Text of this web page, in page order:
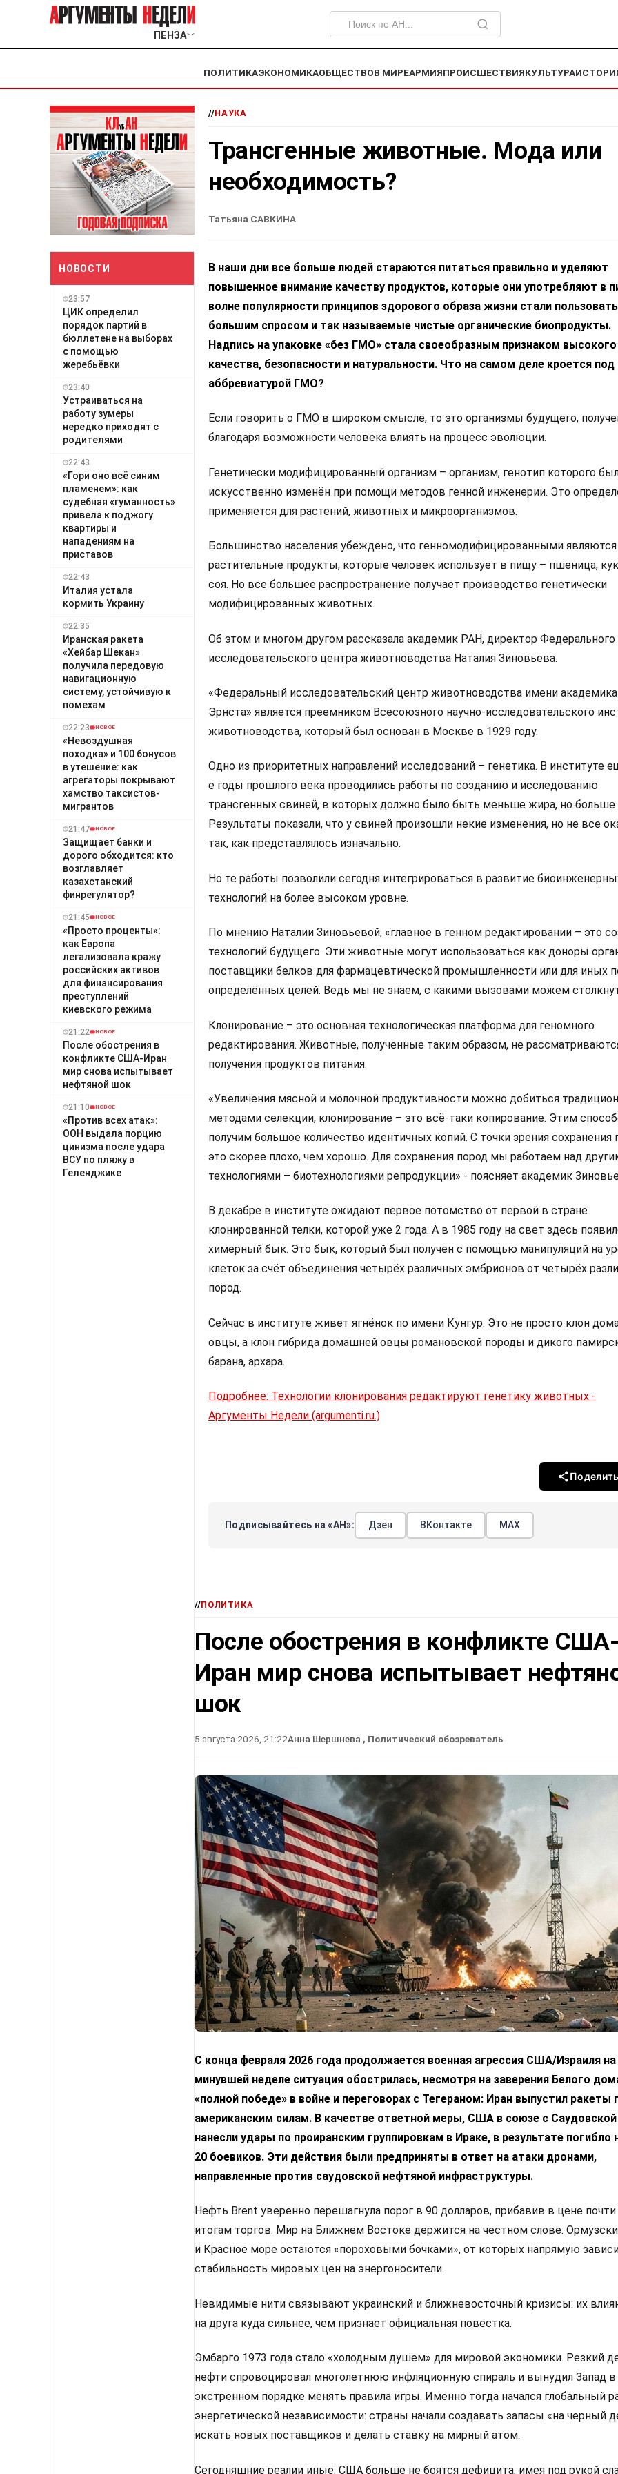
ПЕНЗА﹀
ПОЛИТИКАЭКОНОМИКАОБЩЕСТВОВ МИРЕАРМИЯПРОИСШЕСТВИЯКУЛЬТУРА
НОВОСТИ
23:57
ЦИК определил
порядок партий в
бюллетене на выборах
с помощью
жеребьёвки
23:40
Устраиваться на
работу зумеры
нередко приходят с
родителями
22:43
«Гори оно всё синим
пламенем»: как
судебная «гуманность»
привела к поджогу
квартиры и
нападениям на
приставов
22:43
Италия устала
кормить Украину
22:35
Иранская ракета
«Хейбар Шекан»
получила передовую
навигационную
систему, устойчивую к
помехам
22:23 НОВОЕ
«Невоздушная
походка» и 100 бонусов
в утешение: как
агрегаторы покрывают
хамство таксистов-
мигрантов
21:47 НОВОЕ
Защищает банки и
дорого обходится: кто
возглавляет
казахстанский
финрегулятор?
21:45 НОВОЕ
«Просто проценты»:
как Европа
легализовала кражу
российских активов
для финансирования
преступлений
киевского режима
21:22 НОВОЕ
После обострения в
конфликте США-Иран
мир снова испытывает
нефтяной шок
21:10 НОВОЕ
«Против всех атак»:
ООН выдала порцию
цинизма после удара
ВСУ по пляжу в
Геленджике
//НАУКА
Трансгенные животные. Мода или
необходимость?
Татьяна САВКИНА
В наши дни все больше людей стараются питаться правильно и уделяют
повышенное внимание качеству продуктов, которые они употребляют в
волне популярности принципов здорового образа жизни стали
большим спросом и так называемые чистые органические биопродукты.
Надпись на упаковке «без ГМО» стала своеобразным признаком высокого
качества, безопасности и натуральности. Что на самом деле кроется
аббревиатурой ГМО?
Если говорить о ГМО в широком смысле, то это организмы будущего,
благодаря возможности человека влиять на процесс эволюции.
Генетически модифицированный организм – организм, генотип которого
искусственно изменён при помощи методов генной инженерии. Это
применяется для растений, животных и микроорганизмов.
Большинство населения убеждено, что генномодифицированными являются
растительные продукты, которые человек использует в пищу – пшеница,
соя. Но все большее распространение получает производство генетически
модифицированных животных.
Об этом и многом другом рассказала академик РАН, директор Федерального
исследовательского центра животноводства Наталия Зиновьева.
«Федеральный исследовательский центр животноводства имени
Эрнста» является преемником Всесоюзного научно-исследовательского
животноводства, который был основан в Москве в 1929 году.
Одно из приоритетных направлений исследований – генетика. В институте
е годы прошлого века проводились работы по созданию и исследованию
трансгенных свиней, в которых должно было быть меньше жира, но больше
Результаты показали, что у свиней произошли некие изменения, но не все
так, как представлялось изначально.
Но те работы позволили сегодня интегрироваться в развитие
технологий на более высоком уровне.
По мнению Наталии Зиновьевой, «главное в генном редактировании – это
технологий будущего. Эти животные могут использоваться как доноры
поставщики белков для фармацевтической промышленности или для иных
определённых целей. Ведь мы не знаем, с какими вызовами можем
Клонирование – это основная технологическая платформа для геномного
редактирования. Животные, полученные таким образом, не
получения продуктов питания.
«Увеличения мясной и молочной продуктивности можно добиться
методами селекции, клонирование – это всё-таки копирование. Этим
получим большое количество идентичных копий. С точки зрения сохранения
это скорее плохо, чем хорошо. Для сохранения пород мы работаем над
технологиями – биотехнологиями репродукции» - поясняет академик
В декабре в институте ожидают первое потомство от первой в стране
клонированной телки, которой уже 2 года. А в 1985 году на свет здесь
химерный бык. Это бык, который был получен с помощью манипуляций на
клеток за счёт объединения четырёх различных эмбрионов от четырёх
пород.
Сейчас в институте живет ягнёнок по имени Кунгур. Это не просто клон
овцы, а клон гибрида домашней овцы романовской породы и дикого
барана, архара.
Подробнее: Технологии клонирования редактируют генетику животных -
Аргументы Недели (argumenti.ru.)
Подписывайтесь на «АН»: Дзен ВКонтакте МАХ
//ПОЛИТИКА
После обострения в конфликте США-
Иран мир снова испытывает
шок
5 августа 2026, 21:22Анна Шершнева , Политический обозреватель
С конца февраля 2026 года продолжается военная агрессия США/Израиля
минувшей неделе ситуация обострилась, несмотря на заверения Белого
«полной победе» в войне и переговорах с Тегераном: Иран выпустил ракеты
американским силам. В качестве ответной меры, США в союзе с
нанесли удары по проиранским группировкам в Ираке, в результате погибло
20 боевиков. Эти действия были предприняты в ответ на атаки дронами,
направленные против саудовской нефтяной инфраструктуры.
Нефть Brent уверенно перешагнула порог в 90 долларов, прибавив в цене почти
итогам торгов. Мир на Ближнем Востоке держится на честном слове:
и Красное море остаются «пороховыми бочками», от которых напрямую
стабильность мировых цен на энергоносители.
Невидимые нити связывают украинский и ближневосточный кризисы: их
на друга куда сильнее, чем признает официальная повестка.
Эмбарго 1973 года стало «холодным душем» для мировой экономики. Резкий
нефти спровоцировал многолетнюю инфляционную спираль и вынудил Запад в
экстренном порядке менять правила игры. Именно тогда начался глобальный
энергетической независимости: страны начали создавать запасы «на черный
искать новых поставщиков и делать ставку на мирный атом.
Сегодняшние реалии иные: США больше не боятся дефицита, имея под рукой